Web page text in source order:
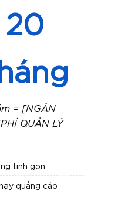
= [NGÂN
QUẢN LÝ
tinh gọn
quảng cáo